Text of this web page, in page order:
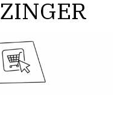
ZINGER